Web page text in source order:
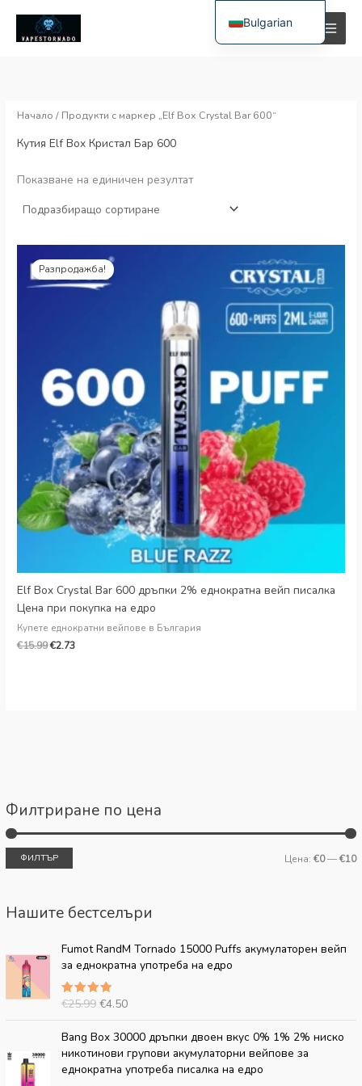
съдържанието
Филтриране по цена
ФИЛТЪР Цена: €0—€10
Нашите бестселъри
Fumot RandM Tornado 15000 Puffs акумулаторен вейп
за еднократна употреба на едро
Оценено
от 5
€25.99
О
р
и
г
и
н
а
л
н
€4.50
Т
е
к
щ
а
ц
е
н
Bang Box 30000 дръпки двоен вкус 0% 1% 2% ниско
никотинови групови акумулаторни вейпове за
еднократна употреба писалка на едро
р
и
г
Т
е
к
у
Начало / Продукти с маркер „Elf Box Crystal Bar 600“
Кутия Elf Box Кристал Бар 600
Показване на единичен резултат
Разпродажба!
Elf Box Crystal Bar 600 дръпки 2% еднократна вейп писалка
Цена при покупка на едро
Купете еднократни вейпове в България
€15.99
цена:
€15.99.
€2.73
цена:
€2.73.
Bulgarian
English
Portuguese
Hungarian
Romanian
Danish
Latvian
Lithuanian
Slovenian
Czech
Croatian
Greek